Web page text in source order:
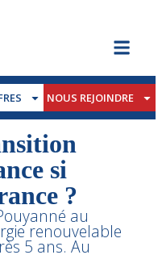
NOUS REJOINDRE
si
?
au
renouvelable
5 ans. Au